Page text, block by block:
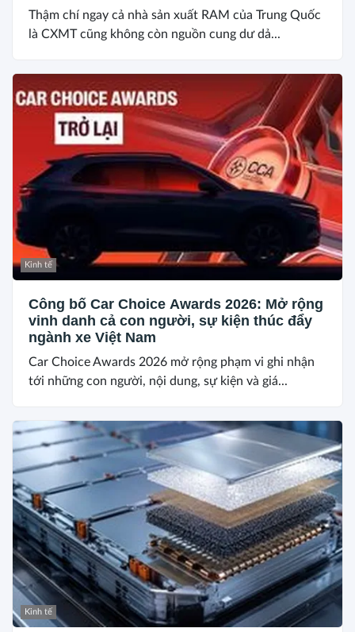
Thậm chí ngay cả nhà sản xuất RAM của Trung Quốc
là CXMT cũng không còn nguồn cung dư dả...
Kinh tế
Công bố Car Choice Awards 2026: Mở rộng
vinh danh cả con người, sự kiện thúc đẩy
ngành xe Việt Nam
Car Choice Awards 2026 mở rộng phạm vi ghi nhận
tới những con người, nội dung, sự kiện và giá...
Kinh tế